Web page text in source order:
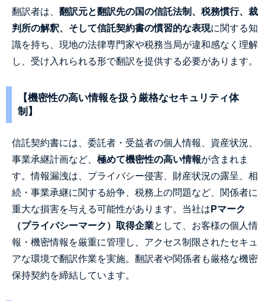
翻訳者は、 翻訳元と翻訳先の国の信託法制、税務慣行、裁
判所の解釈、そして信託契約書の慣習的な表現に関する知
識を持ち、現地の法律専門家や税務当局が違和感なく理解
し、受け入れられる形で翻訳を提供する必要があります。
【機密性の高い情報を扱う厳格なセキュリティ体
制】
信託契約書には、委託者・受益者の個人情報、資産状況、
事業承継計画など、 極めて機密性の高い情報が含まれま
す。情報漏洩は、プライバシー侵害、財産状況の露呈、相
続・事業承継に関する紛争、税務上の問題など、関係者に
重大な損害を与える可能性があります。当社は Pマーク
（プライバシーマーク）取得企業として、お客様の個人情
報・機密情報を厳重に管理し、アクセス制限されたセキュ
アな環境で翻訳作業を実施。翻訳者や関係者も厳格な機密
保持契約を締結しています。